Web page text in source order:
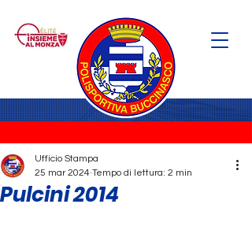
Pulcini 2014
Ufficio Stampa
25 mar 2024 Tempo di lettura: 2 min